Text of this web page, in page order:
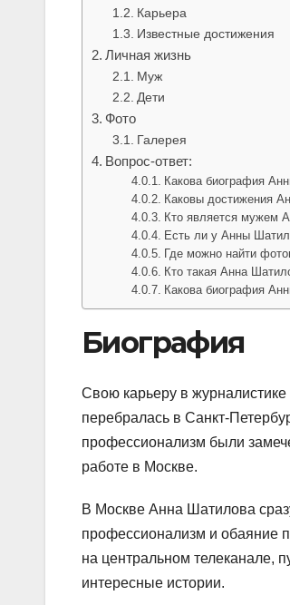
Карьера
Известные достижения
Личная жизнь
Муж
Дети
Фото
Галерея
Вопрос-ответ:
Какова биография
Каковы достижения
Кто является мужем
Есть ли у Анны
Где можно найти
Кто такая Анна
Какова биография
Биография
Свою карьеру в
перебралась в Санкт-
профессионализм были
работе в Москве.
В Москве Анна Шатилова
профессионализм и обаяние
на центральном телеканале,
интересные истории.